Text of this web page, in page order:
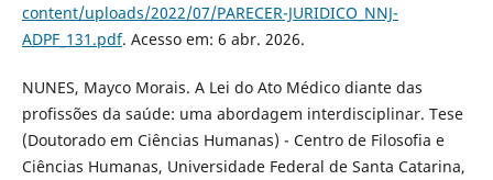
content/uploads/2022/07/PARECER-JURIDICO_NNJ-
ADPF_131.pdf. Acesso em: 6 abr. 2026.
NUNES, Mayco Morais. A Lei do Ato Médico diante das
profissões da saúde: uma abordagem interdisciplinar. Tese
(Doutorado em Ciências Humanas) - Centro de Filosofia e
Ciências Humanas, Universidade Federal de Santa Catarina,